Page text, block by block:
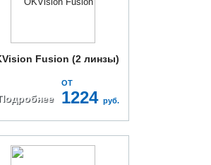
Fusion (2 линзы)
Подробнее
ОТ
1224 руб.